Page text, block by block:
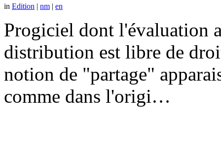
in Edition | nm | en
Progiciel dont l'évaluation
distribution est libre de
notion de "partage"
comme dans l'origi…